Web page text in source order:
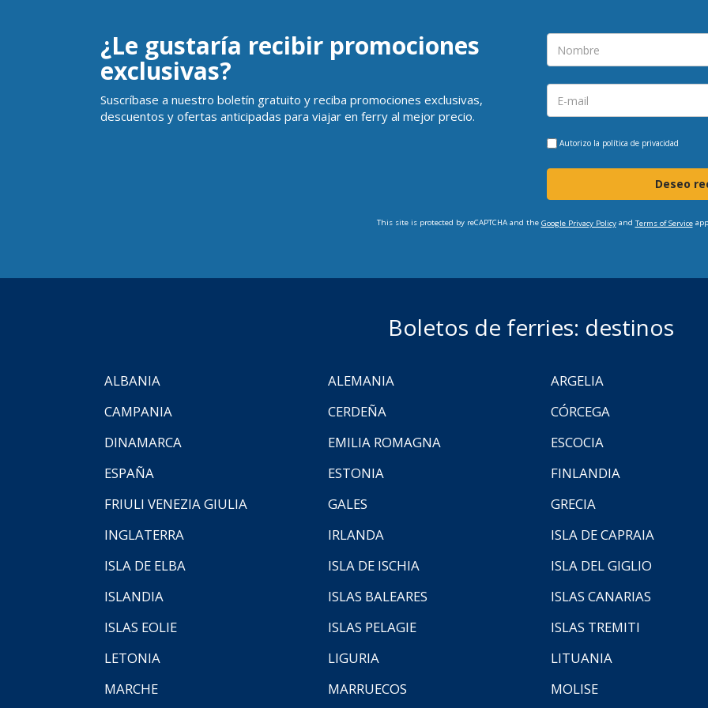
¿Le gustaría recibir promociones
exclusivas?
Suscríbase a nuestro boletín gratuito y reciba promociones exclusivas,
descuentos y ofertas anticipadas para viajar en ferry al mejor precio.
Autorizo la política de privacidad
Deseo
This site is protected by reCAPTCHA and the Google Privacy Policyand Terms of Service
Boletos de ferries: destinos
ALBANIA ALEMANIA ARGELIA
CAMPANIA
CERDEÑA CÓRCEGA
DINAMARCA
EMILIA ROMAGNA ESCOCIA
ESPAÑA
ESTONIA FINLANDIA
FRIULI VENEZIA GIULIA
GALES GRECIA
INGLATERRA
IRLANDA ISLA DE CAPRAIA
ISLA DE ELBA
ISLA DE ISCHIA ISLA DEL GIGLIO
ISLANDIA
ISLAS BALEARES ISLAS CANARIAS
ISLAS EOLIE
ISLAS PELAGIE ISLAS TREMITI
LETONIA
LIGURIA LITUANIA
MARCHE
MARRUECOS MOLISE